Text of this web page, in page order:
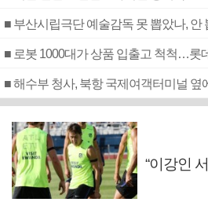
■ 부산시립극단 예술감독 못 뽑았나, 안
■ 로봇 1000대가 상품 입출고 척척…롯
■ 해수부 청사, 북항 국제여객터미널 옆
“이강인